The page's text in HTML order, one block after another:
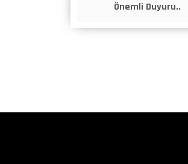
Önemli Duyuru..